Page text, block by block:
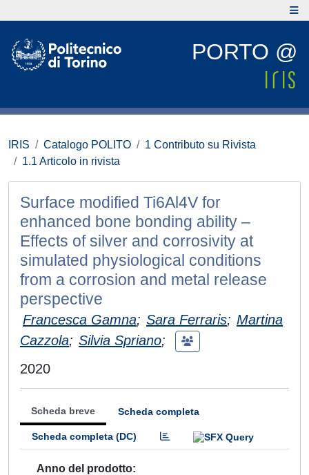
PORTO @
IRIS Catalogo POLITO
1 Contributo su Rivista
1.1 Articolo in rivista
Surface modified Ti6Al4V for
enhanced bone bonding ability –
Effects of silver and corrosivity at
simulated physiological conditions
from a corrosion and metal release
perspective
Francesca Gamna; Sara Ferraris; Martina
Cazzola; Silvia Spriano;
2020
Scheda breve Scheda completa
Scheda completa (DC)
Anno del prodotto